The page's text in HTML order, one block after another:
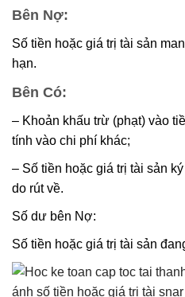
Bên Nợ:
Số tiền hoặc giá trị tài sản
hạn.
Bên Có:
– Khoản khấu trừ (phạt) vào
tính vào chi phí khác;
– Số tiền hoặc giá trị tài sản
do rút về.
Số dư bên Nợ:
Số tiền hoặc giá trị tài sản